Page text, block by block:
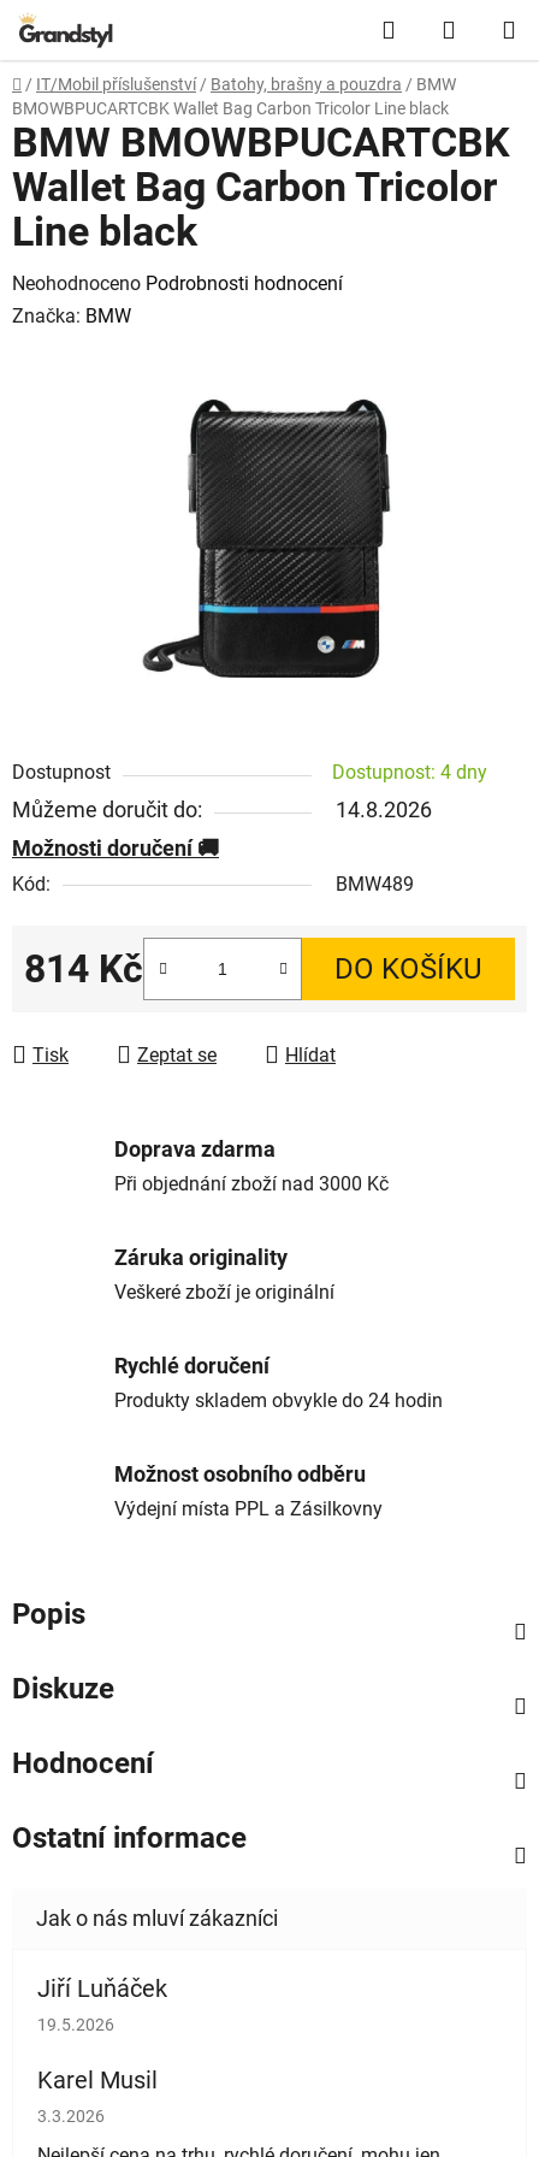
Přejít na obsah Hledat
Domů
/ IT/Mobil příslušenství / Batohy, brašny a pouzdra / BMW
BMOWBPUCARTCBK Wallet Bag Carbon Tricolor Line black
Dostupnost Dostupnost: 4 dny
Můžeme doručit do:
14.8.2026
Možnosti doručení
Kód: BMW489
814 Kč DO KOŠÍKU
Tisk Zeptat se Hlídat
BMW BMOWBPUCARTCBK
Wallet Bag Carbon Tricolor
Line black
Průměrné hodnocení produktu je 0,0 z 5 hvězdiček.
Neohodnoceno Podrobnosti hodnocení
Značka: BMW
Doprava zdarma
Při objednání zboží nad 3000 Kč
Záruka originality
Veškeré zboží je originální
Rychlé doručení
Produkty skladem obvykle do 24 hodin
Možnost osobního odběru
Výdejní místa PPL a Zásilkovny
Popis
Diskuze
Hodnocení
Ostatní informace
Jiří Luňáček
Hodnocení obchodu je 5 z 5 hvězdiček.
19.5.2026
Karel Musil
Hodnocení obchodu je 5 z 5 hvězdiček.
3.3.2026